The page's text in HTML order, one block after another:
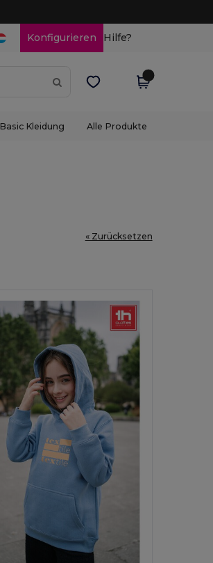
Konfigurieren Hilfe?
Basic Kleidung Alle Produkte
« Zurücksetzen